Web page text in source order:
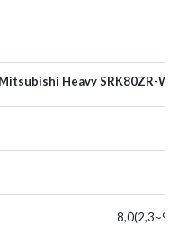
Heavy SRK80ZR-WF